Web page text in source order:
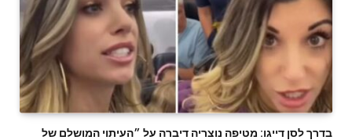
בדרך לסן דייגו: מטיפה נוצריה דיברה על ״העיתוי המושלם של